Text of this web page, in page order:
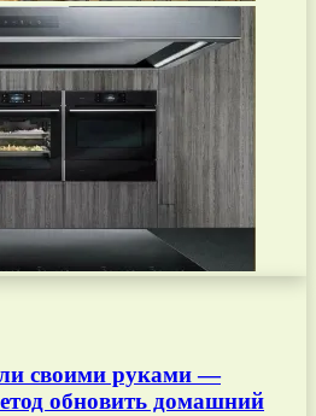
своими руками —
обновить домашний